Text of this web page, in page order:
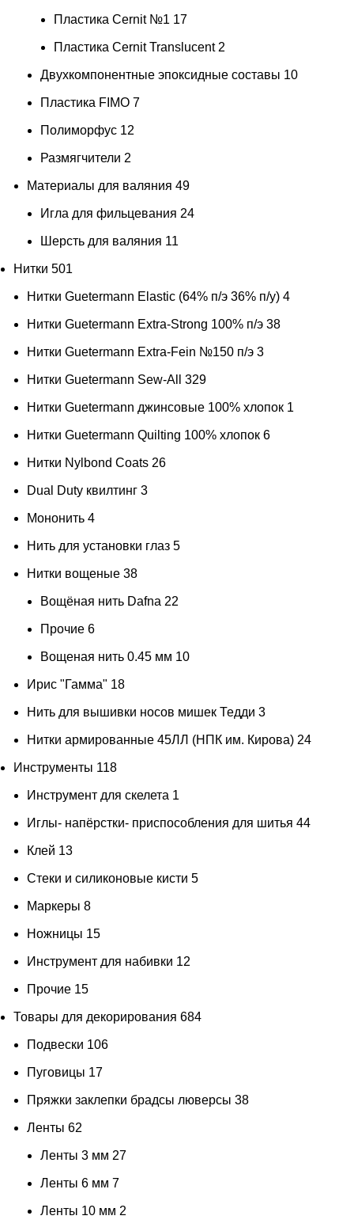
Пластика Cernit №1 17
Пластика Cernit Translucent 2
Двухкомпонентные эпоксидные составы 10
Пластика FIMO 7
Полиморфус 12
Размягчители 2
Материалы для валяния 49
Игла для фильцевания 24
Шерсть для валяния 11
Нитки 501
Нитки Guetermann Elastic (64% п/э 36% п/у) 4
Нитки Guetermann Extra-Strong 100% п/э 38
Нитки Guetermann Extra-Fein №150 п/э 3
Нитки Guetermann Sew-All 329
Нитки Guetermann джинсовые 100% хлопок 1
Нитки Guetermann Quilting 100% хлопок 6
Нитки Nylbond Coats 26
Dual Duty квилтинг 3
Мононить 4
Нить для установки глаз 5
Нитки вощеные 38
Вощёная нить Dafna 22
Прочие 6
Вощеная нить 0.45 мм 10
Ирис "Гамма" 18
Нить для вышивки носов мишек Тедди 3
Нитки армированные 45ЛЛ (НПК им. Кирова) 24
Инструменты 118
Инструмент для скелета 1
Иглы- напёрстки- приспособления для шитья 44
Клей 13
Стеки и силиконовые кисти 5
Маркеры 8
Ножницы 15
Инструмент для набивки 12
Прочие 15
Товары для декорирования 684
Подвески 106
Пуговицы 17
Пряжки заклепки брадсы люверсы 38
Ленты 62
Ленты 3 мм 27
Ленты 6 мм 7
Ленты 10 мм 2